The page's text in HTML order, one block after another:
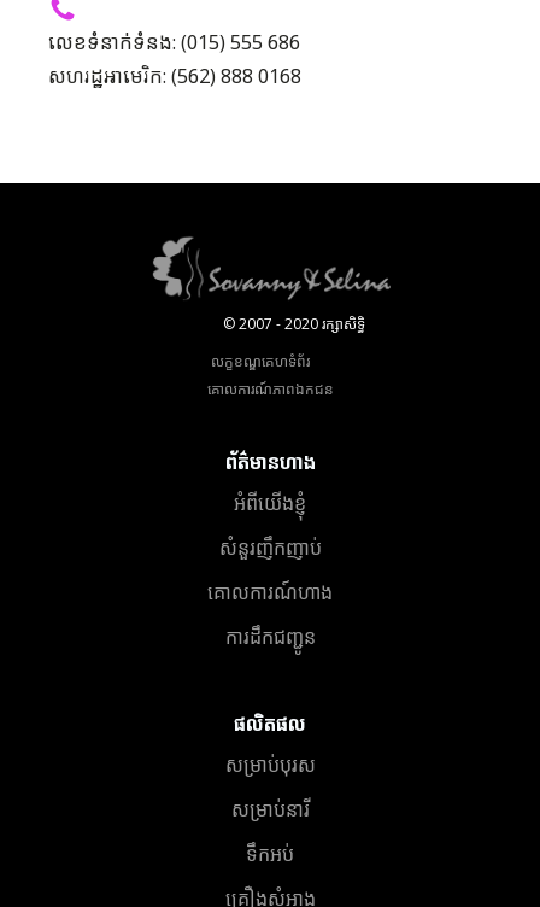
លេខទំនាក់ទំនង: (015) 555 686
សហរដ្ឋអាមេរិក: (562) 888 0168
© 2007 - 2020 រក្សាសិទ្ធិ
លក្ខខណ្ឌគេហទំព័រ
គោលការណ៍​ភាព​ឯកជន
ព័ត៌មានហាង
អំពីយើងខ្ញុំ
សំនួរញឹកញាប់
គោលការណ៍ហាង
ការដឹកជញ្ជូន
ផលិតផល
សម្រាប់បុរស
សម្រាប់នារី
ទឹកអប់
គ្រឿងសំអាង